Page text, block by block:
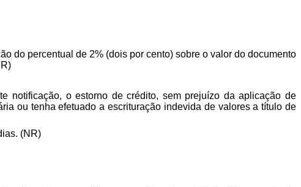
do percentual de 2% (dois por cento) sobre o valor do documento
notificação, o estorno de crédito, sem prejuízo da aplicação de
ou tenha efetuado a escrituração indevida de valores a título de
(NR)